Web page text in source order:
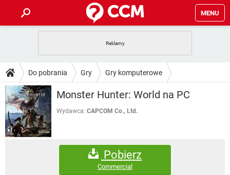
MENU
GRY WHATSAPP
SPOTIFY NETFLIX
INSTAGRAM FACEBOOK
WINDOWS 10
PORADY
PlayStation
GRY
SPOTIFY
INSTAGRAM
DO POBRANIA
ANDROID TIKTOK
GRY
NETFLIX
FACEBOOK
FORUM
COVID-19
WHATSAPP
NETFLIX
TIKTOK
Do pobrania Gry Gry komputerowe
Monster Hunter: World na PC
Wydawca: CAPCOM Co., Ltd.
Pobierz
Commercial